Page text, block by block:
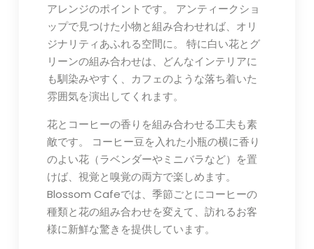
アレンジのポイントです。 アンティークショ
ップで見つけた小物と組み合わせれば、オリ
ジナリティあふれる空間に。 特に白い花とグ
リーンの組み合わせは、どんなインテリアに
も馴染みやすく、カフェのような落ち着いた
雰囲気を演出してくれます。
花とコーヒーの香りを組み合わせる工夫も素
敵です。 コーヒー豆を入れた小瓶の横に香り
のよい花（ラベンダーやミニバラなど）を置
けば、視覚と嗅覚の両方で楽しめます。
Blossom Cafeでは、季節ごとにコーヒーの
種類と花の組み合わせを変えて、訪れるお客
様に新鮮な驚きを提供しています。